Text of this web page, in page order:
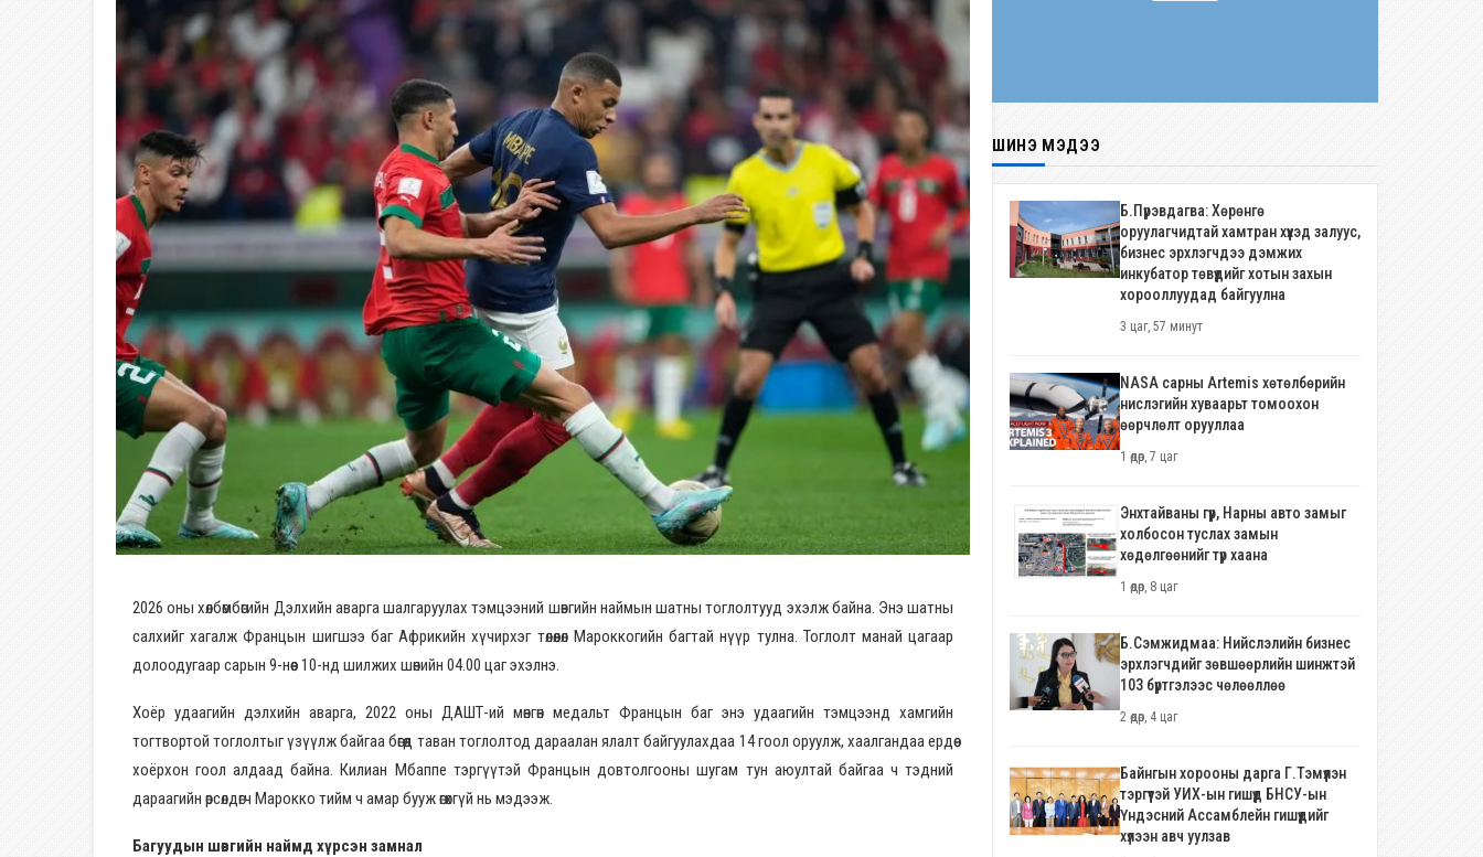
2026 оны хөлбөмбөгийн Дэлхийн аварга шалгаруулах тэмцээний шөвгийн наймын шатны тоглолтууд эхэлж байна. Энэ шатны
салхийг хагалж Францын шигшээ баг Африкийн хүчирхэг төлөөлөл Мароккогийн багтай нүүр тулна. Тоглолт манай цагаар
долоодугаар сарын 9-нөөс 10-нд шилжих шөнийн 04.00 цаг эхэлнэ.
Хоёр удаагийн дэлхийн аварга, 2022 оны ДАШТ-ий мөнгөн медальт Францын баг энэ удаагийн тэмцээнд хамгийн
тогтвортой тоглолтыг үзүүлж байгаа бөгөөд таван тоглолтод дараалан ялалт байгуулахдаа 14 гоол оруулж, хаалгандаа ердөө
хоёрхон гоол алдаад байна. Килиан Мбаппе тэргүүтэй Францын довтолгооны шугам тун аюултай байгаа ч тэдний
дараагийн өрсөлдөгч Марокко тийм ч амар бууж өгөхгүй нь мэдээж.
Багуудын шөвгийн наймд хүрсэн замнал
ШИНЭ МЭДЭЭ
Б.Пүрэвдагва: Хөрөнгө
оруулагчидтай хамтран хүүхэд залуус,
бизнес эрхлэгчдээ дэмжих
инкубатор төвүүдийг хотын захын
хорооллуудад байгуулна
3 цаг, 57 минут
NASA сарны Artemis хөтөлбөрийн
нислэгийн хуваарьт томоохон
өөрчлөлт орууллаа
1 өдөр, 7 цаг
Энхтайваны гүүр, Нарны авто замыг
холбосон туслах замын
хөдөлгөөнийг түр хаана
1 өдөр, 8 цаг
Б.Сэмжидмаа: Нийслэлийн бизнес
эрхлэгчдийг зөвшөөрлийн шинжтэй
103 бүртгэлээс чөлөөллөө
2 өдөр, 4 цаг
Байнгын хорооны дарга Г.Тэмүүлэн
тэргүүтэй УИХ-ын гишүүд БНСУ-ын
Үндэсний Ассамблейн гишүүдийг
хүлээн авч уулзав